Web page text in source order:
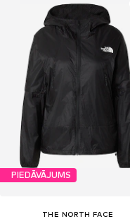
PIEDĀVĀJUMS
THE NORTH FACE